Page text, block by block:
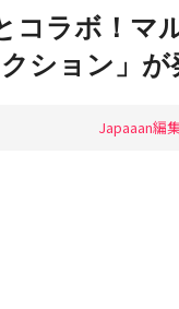
コラボ！マ
ション」が
Japaaan編